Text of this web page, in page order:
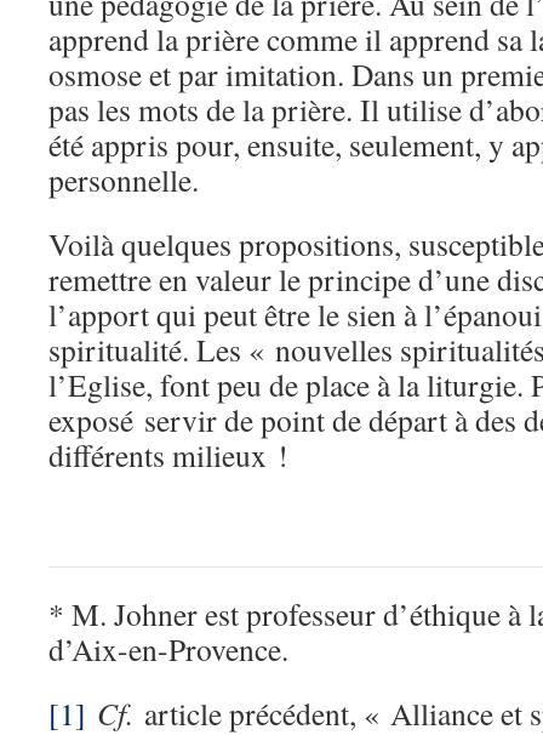
apprend la prière comme il apprend sa
osmose et par imitation. Dans un
pas les mots de la prière. Il utilise
été appris pour, ensuite, seulement, y
personnelle.
Voilà quelques propositions,
remettre en valeur le principe d’une
l’apport qui peut être le sien à
spiritualité. Les « nouvelles
l’Eglise, font peu de place à la liturgie.
exposé servir de point de départ à des
différents milieux !
* M. Johner est professeur d’éthique à
d’Aix-en-Provence.
[1] Cf. article précédent, « Alliance et